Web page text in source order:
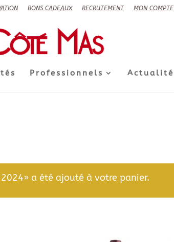
BONS CADEAUX RECRUTEMENT MON COMPTE
Professionnels Actualité
2024» a été ajouté à votre panier.